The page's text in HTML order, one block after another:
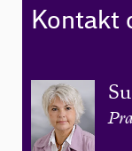
Kontakt